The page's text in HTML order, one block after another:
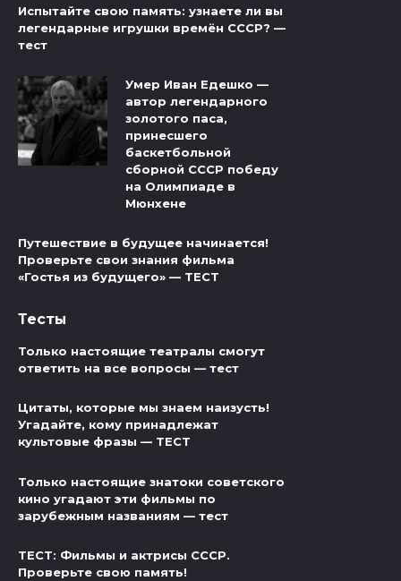
Испытайте свою память: узнаете ли вы
легендарные игрушки времён СССР? —
тест
Умер Иван Едешко —
автор легендарного
золотого паса,
принесшего
баскетбольной
сборной СССР победу
на Олимпиаде в
Мюнхене
Путешествие в будущее начинается!
Проверьте свои знания фильма
«Гостья из будущего» — ТЕСТ
Тесты
Только настоящие театралы смогут
ответить на все вопросы — тест
Цитаты, которые мы знаем наизусть!
Угадайте, кому принадлежат
культовые фразы — ТЕСТ
Только настоящие знатоки советского
кино угадают эти фильмы по
зарубежным названиям — тест
ТЕСТ: Фильмы и актрисы СССР.
Проверьте свою память!